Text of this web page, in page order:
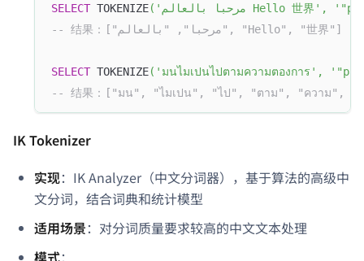
SELECT TOKENIZE( 'مرحبا بالعالم Hello 世界' ,
-- 结果：["مرحبا", "بالعالم", "Hello", "世界"]
SELECT TOKENIZE( 'มนไมเปนไปตามความตองการ' ,
-- 结果：["มน", "ไมเปน", "ไป", "ตาม", "ความ", "ต
IK Tokenizer
实现：IK Analyzer（中文分词器），基于算法的高级中
文分词，结合词典和统计模型
适用场景：对分词质量要求较高的中文文本处理